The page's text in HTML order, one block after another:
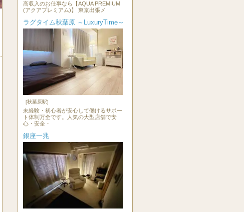
高収入のお仕事なら【AQUA PREMIUM
(アクアプレミアム)】 東京出張メ
ラグタイム秋葉原 ～LuxuryTime～
[秋葉原駅]
未経験・初心者が安心して働けるサポー
ト体制万全です。人気の大型店舗で安
心・安全・
銀座一兆